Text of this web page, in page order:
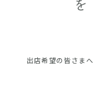
出店希望の皆さまへ